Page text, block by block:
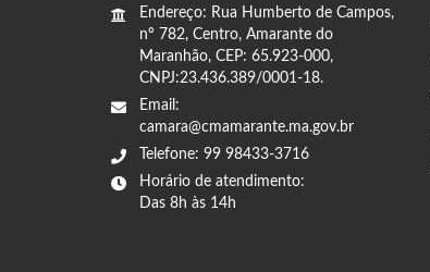
Endereço: Rua Humberto de Campos,
nº 782, Centro, Amarante do
Maranhão, CEP: 65.923-000,
CNPJ:23.436.389/0001-18.
Email:
camara@cmamarante.ma.gov.br
Telefone: 99 98433-3716
Horário de atendimento:
Das 8h às 14h